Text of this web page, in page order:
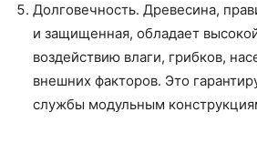
Долговечность. Древесина,
и защищенная, обладает
воздействию влаги, грибков,
внешних факторов. Это
службы модульным